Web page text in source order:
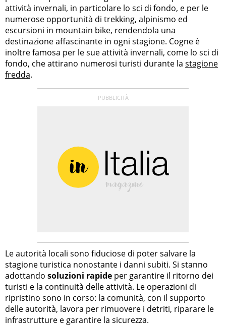
attività invernali, in particolare lo sci di fondo, e per le
numerose opportunità di trekking, alpinismo ed
escursioni in mountain bike, rendendola una
destinazione affascinante in ogni stagione. Cogne è
inoltre famosa per le sue attività invernali, come lo sci di
fondo, che attirano numerosi turisti durante la stagione
fredda.
Le autorità locali sono fiduciose di poter salvare la
stagione turistica nonostante i danni subiti. Si stanno
adottando soluzioni rapide per garantire il ritorno dei
turisti e la continuità delle attività. Le operazioni di
ripristino sono in corso: la comunità, con il supporto
delle autorità, lavora per rimuovere i detriti, riparare le
infrastrutture e garantire la sicurezza.